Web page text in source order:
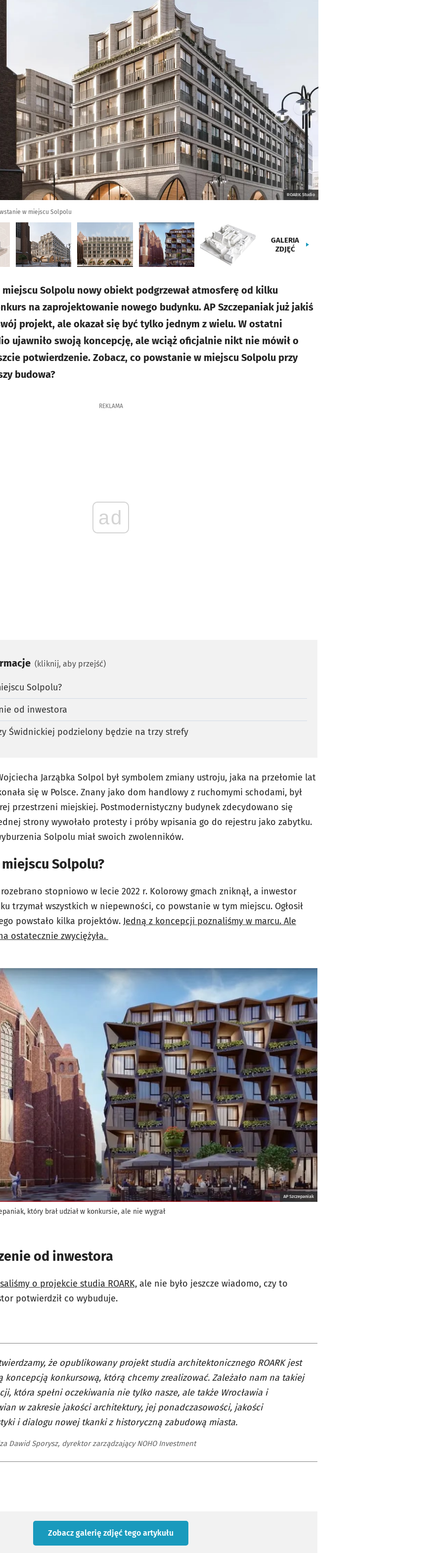
ROARK Studio
w miejscu Solpolu
GALERIA
ZDJĘĆ
Solpolu nowy obiekt podgrzewał atmosferę od kilku
na zaprojektowanie nowego budynku. AP Szczepaniak już jakiś
projekt, ale okazał się być tylko jednym z wielu. W ostatni
ujawniło swoją koncepcję, ale wciąż oficjalnie nikt nie mówił o
potwierdzenie. Zobacz, co powstanie w miejscu Solpolu przy
budowa?
REKLAMA
ad
(kliknij, aby przejść)
Solpolu?
od inwestora
Świdnickiej podzielony będzie na trzy strefy
Jarząbka Solpol był symbolem zmiany ustroju, jaka na przełomie lat
się w Polsce. Znany jako dom handlowy z ruchomymi schodami, był
przestrzeni miejskiej. Postmodernistyczny budynek zdecydowano się
strony wywołało protesty i próby wpisania go do rejestru jako zabytku.
Solpolu miał swoich zwolenników.
Solpolu?
stopniowo w lecie 2022 r. Kolorowy gmach zniknął, a inwestor
trzymał wszystkich w niepewności, co powstanie w tym miejscu. Ogłosił
powstało kilka projektów. Jedną z koncepcji poznaliśmy w marcu. Ale
ostatecznie zwyciężyła.
AP Szczepaniak
który brał udział w konkursie, ale nie wygrał
od inwestora
o projekcie studia ROARK, ale nie było jeszcze wiadomo, czy to
potwierdził co wybuduje.
że opublikowany projekt studia architektonicznego ROARK jest
koncepcją konkursową, którą chcemy zrealizować. Zależało nam na takiej
która spełni oczekiwania nie tylko nasze, ale także Wrocławia i
w zakresie jakości architektury, jej ponadczasowości, jakości
i dialogu nowej tkanki z historyczną zabudową miasta.
Dawid Sporysz, dyrektor zarządzający NOHO Investment
Zobacz galerię zdjęć tego artykułu